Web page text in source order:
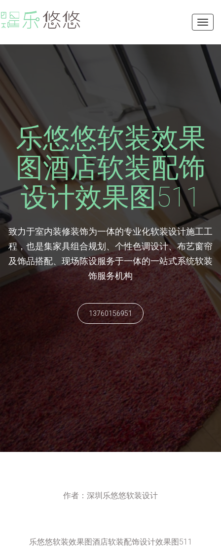
乐悠悠软装效果
图酒店软装配饰
设计效果图511
致力于室内装修装饰为一体的专业化软装设计施工工
程，也是集家具组合规划、个性色调设计、布艺窗帘
及饰品搭配、现场陈设服务于一体的一站式系统软装
饰服务机构
13760156951
作者：深圳乐悠悠软装设计
乐悠悠软装效果图酒店软装配饰设计效果图511